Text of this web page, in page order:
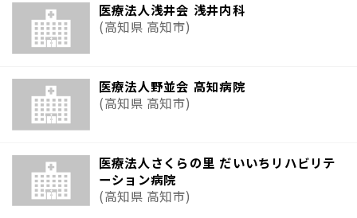
医療法人浅井会 浅井内科
(高知県 高知市)
医療法人野並会 高知病院
(高知県 高知市)
医療法人さくらの里 だいいちリハビリテ
ーション病院
(高知県 高知市)